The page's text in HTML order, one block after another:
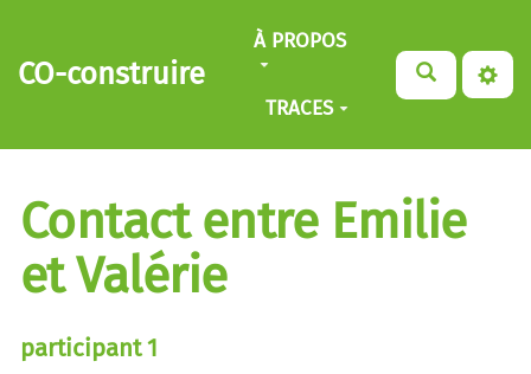
Aller au contenu principal
CO-construire
À PROPOS
TRACES
Contact entre Emilie
et Valérie
participant 1